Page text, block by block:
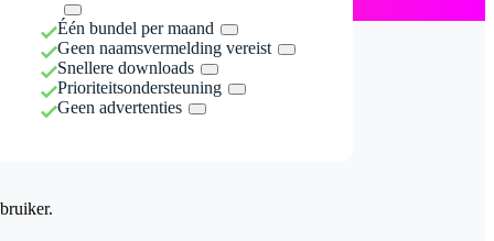
Één bundel per maand
Geen naamsvermelding vereist
Snellere downloads
Prioriteitsondersteuning
Geen advertenties